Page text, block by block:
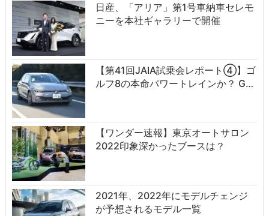
日産、「アリア」第1号車納車セレモ
ニーを本社ギャラリーで開催
【第41回JAIA試乗会レポート④】ゴ
ルフ8の本命パワートレインか？ G…
【ワンダー速報】東京オートサロン
2022印象深かったブースは？
2021年、2022年にモデルチェンジ
が予想されるモデル一覧